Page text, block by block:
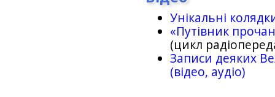
Унікальні
«Путівник
(цикл
Записи деяких
(відео, аудіо)